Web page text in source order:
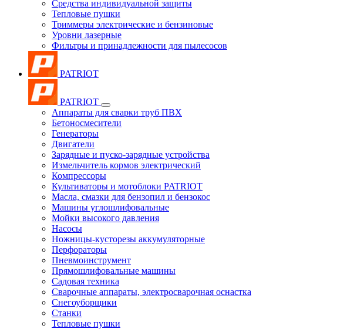
Средства индивидуальной защиты
Тепловые пушки
Триммеры электрические и бензиновые
Уровни лазерные
Фильтры и принадлежности для пылесосов
PATRIOT
PATRIOT
Аппараты для сварки труб ПВХ
Бетоносмесители
Генераторы
Двигатели
Зарядные и пуско-зарядные устройства
Измельчитель кормов электрический
Компрессоры
Культиваторы и мотоблоки PATRIOT
Масла, смазки для бензопил и бензокос
Машины углошлифовальные
Мойки высокого давления
Насосы
Ножницы-кусторезы аккумуляторные
Перфораторы
Пневмоинструмент
Прямошлифовальные машины
Садовая техника
Сварочные аппараты, электросварочная оснастка
Снегоуборщики
Станки
Тепловые пушки